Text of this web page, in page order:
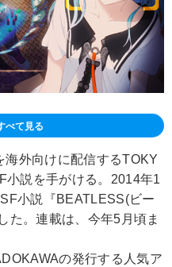
べて見る
海外向けに配信するTOKY
小説を手がける。2014年1
小説『BEATLESS(ビー
た。連載は、今年5月頃ま
の発行する人気ア